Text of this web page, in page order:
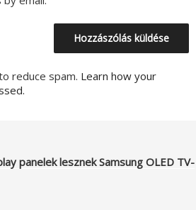
reduce spam. Learn how your
panelek lesznek Samsung OLED TV-